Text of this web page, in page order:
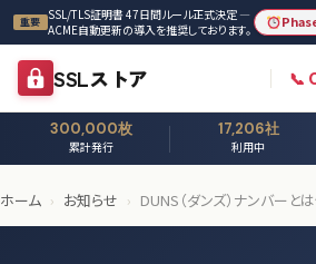
本文へスキップ
重要 SSL/TLS証明書 47日間ルール正式決定 —
ACME自動更新の導入を推奨しております。
SSLストア
300,000枚
累計発行
17,206社
利用中
ホーム › お知らせ › DUNS（ダンズ）ナンバーと